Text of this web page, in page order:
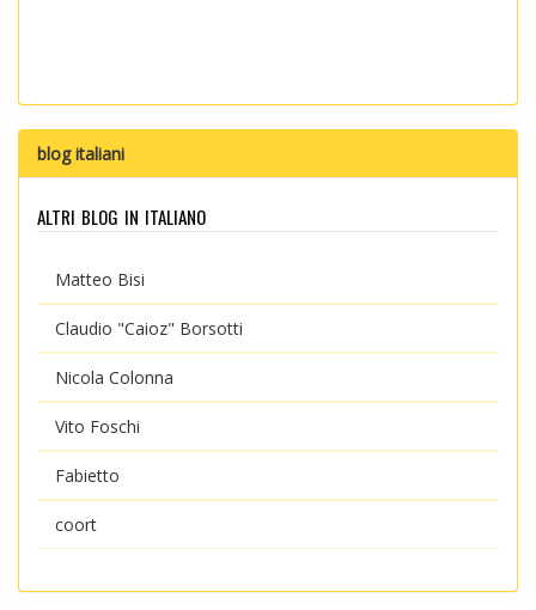
blog italiani
altri blog in italiano
Matteo Bisi
Claudio "Caioz" Borsotti
Nicola Colonna
Vito Foschi
Fabietto
coort